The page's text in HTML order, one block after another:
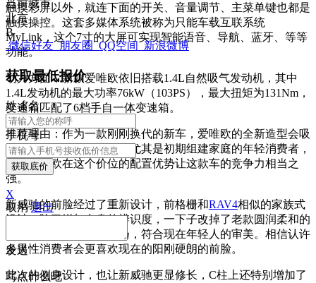
触摸彩屏以外，就连下面的开关、 音量调节、主菜单键也都是
触摸操控。这套多媒体系统被称为只能车载互联系统
MyLink，这个7寸的大屏可实现智能语音、导航、蓝牙、等等
功能。
动力方面，新款爱唯欧依旧搭载1.4L自然吸气发动机，其中
1.4L发动机的最大功率76kW（103PS），最大扭矩为131Nm，
变速箱匹配了6档手自一体变速箱。
推荐理由：作为一款刚刚换代的新车，爱唯欧的全新造型会吸
引不少年轻消费的选择，尤其是初期组建家庭的年轻消费者，
并且爱唯欧在这个价位的配置优势让这款车的竞争力相当之
强。
新威驰的前脸经过了重新设计，前格栅和RAV4相似的家族式
设计，除了增加自身的辨识度，一下子改掉了老款圆润柔和的
设计，整体变得更为张扬，符合现在年轻人的审美。相信认许
多男性消费者会更喜欢现在的阳刚硬朗的前脸。
此次的侧身设计，也让新威驰更显修长，C柱上还特别增加了
当前城市
北京
B
微信好友 朋友圈 QQ空间 新浪微博
获取最低报价
姓名名
手机号
获取底价
X
取消 退出
发送
写点什么吧